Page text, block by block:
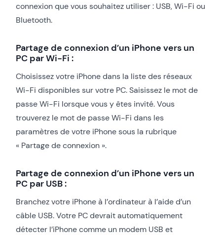
connexion que vous souhaitez utiliser : USB, Wi-Fi ou
Bluetooth.
Partage de connexion d’un iPhone vers un
PC par Wi-Fi :
Choisissez votre iPhone dans la liste des réseaux
Wi-Fi disponibles sur votre PC. Saisissez le mot de
passe Wi-Fi lorsque vous y êtes invité. Vous
trouverez le mot de passe Wi-Fi dans les
paramètres de votre iPhone sous la rubrique
« Partage de connexion ».
Partage de connexion d’un iPhone vers un
PC par USB :
Branchez votre iPhone à l’ordinateur à l’aide d’un
câble USB. Votre PC devrait automatiquement
détecter l’iPhone comme un modem USB et